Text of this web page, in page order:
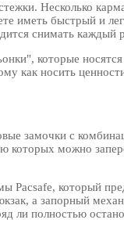
Несколько
иметь быстрый и
снимать каждый
которые
как носить
замочки с
можно
Pacsafe, который
а запорный
ли полностью